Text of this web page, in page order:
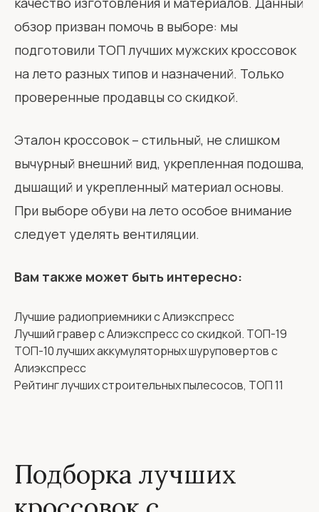
обзор призван помочь в выборе: мы
подготовили ТОП лучших мужских кроссовок
на лето разных типов и назначений. Только
проверенные продавцы со скидкой.
Эталон кроссовок – стильный, не слишком
вычурный внешний вид, укрепленная подошва,
дышащий и укрепленный материал основы.
При выборе обуви на лето особое внимание
следует уделять вентиляции.
Вам также может быть интересно:
Лучшие радиоприемники с Алиэкспресс
Лучший гравер с Алиэкспресс со скидкой. ТОП-19
ТОП-10 лучших аккумуляторных шуруповертов с
Алиэкспресс
Рейтинг лучших строительных пылесосов, ТОП 11
Подборка лучших